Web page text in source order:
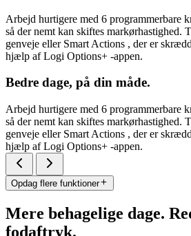
Arbejd hurtigere med 6 programmerbare
så der nemt kan skiftes markørhastighed.
genveje eller Smart Actions , der er
hjælp af Logi Options+ -appen.
Bedre dage, på din måde.
Arbejd hurtigere med 6 programmerbare
så der nemt kan skiftes markørhastighed.
genveje eller Smart Actions , der er
hjælp af Logi Options+ -appen.
Opdag flere funktioner
Mere behagelige dage.
fodaftryk.